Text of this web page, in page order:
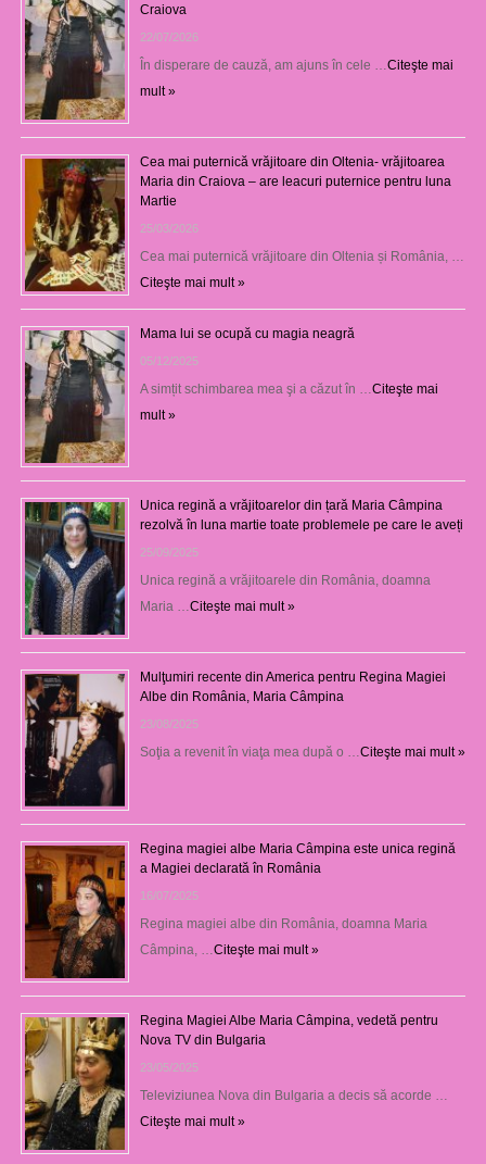
Craiova
22/07/2026
În disperare de cauză, am ajuns în cele … Citeşte mai
mult »
Cea mai puternică vrăjitoare din Oltenia- vrăjitoarea
Maria din Craiova – are leacuri puternice pentru luna
Martie
25/03/2026
Cea mai puternică vrăjitoare din Oltenia și România, …
Citeşte mai mult »
Mama lui se ocupă cu magia neagră
05/12/2025
A simțit schimbarea mea şi a căzut în … Citeşte mai
mult »
Unica regină a vrăjitoarelor din țară Maria Câmpina
rezolvă în luna martie toate problemele pe care le aveți
25/09/2025
Unica regină a vrăjitoarele din România, doamna
Maria … Citeşte mai mult »
Mulţumiri recente din America pentru Regina Magiei
Albe din România, Maria Câmpina
23/08/2025
Soţia a revenit în viaţa mea după o … Citeşte mai mult »
Regina magiei albe Maria Câmpina este unica regină
a Magiei declarată în România
16/07/2025
Regina magiei albe din România, doamna Maria
Câmpina, … Citeşte mai mult »
Regina Magiei Albe Maria Câmpina, vedetă pentru
Nova TV din Bulgaria
23/05/2025
Televiziunea Nova din Bulgaria a decis să acorde …
Citeşte mai mult »